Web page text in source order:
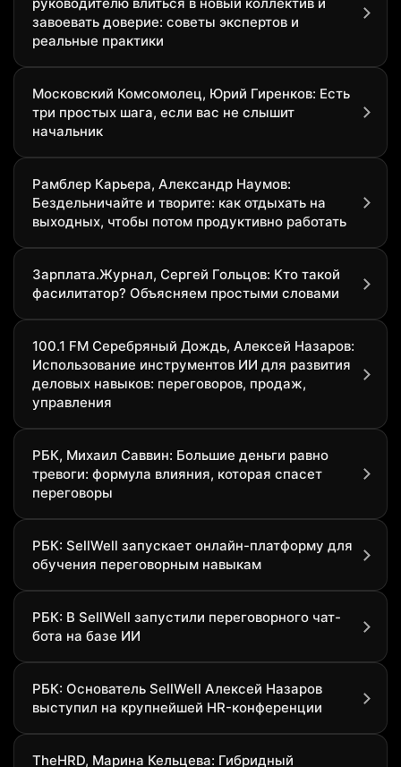
завоевать доверие: советы экспертов и
реальные практики
Московский Комсомолец, Юрий Гиренков: Есть
три простых шага, если вас не слышит
начальник
Рамблер Карьера, Александр Наумов:
Бездельничайте и творите: как отдыхать на
выходных, чтобы потом продуктивно работать
Зарплата.Журнал, Сергей Гольцов: Кто такой
фасилитатор? Объясняем простыми словами
100.1 FM Серебряный Дождь, Алексей Назаров:
Использование инструментов ИИ для развития
деловых навыков: переговоров, продаж,
управления
РБК, Михаил Саввин: Большие деньги равно
тревоги: формула влияния, которая спасет
переговоры
РБК: SellWell запускает онлайн-платформу для
обучения переговорным навыкам
РБК: В SellWell запустили переговорного чат-
бота на базе ИИ
РБК: Основатель SellWell Алексей Назаров
выступил на крупнейшей HR-конференции
TheHRD, Марина Кельцева: Гибридный